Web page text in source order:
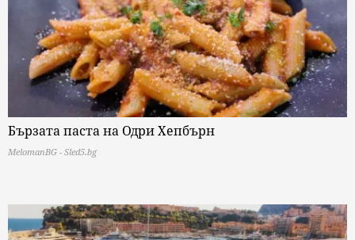
Бързата паста на Одри Хепбърн
MelomanBG - Sled5.bg